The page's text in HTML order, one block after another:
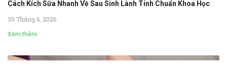
Cách Kích Sữa Nhanh Về Sau Sinh Lành Tính Chuẩn Khoa Học
30 Tháng 6, 2026
Xem thêm